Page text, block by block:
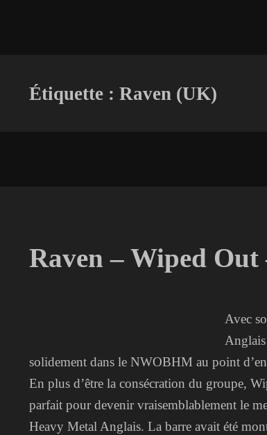
Étiquette :Raven (UK)
Raven – Wiped Out
Avec
Anglais
solidement dans le NWOBHM au point
En plus d’être la consécration du groupe,
parfait pour devenir vraisemblablement le
Heavy Metal Anglais. La barre avait été